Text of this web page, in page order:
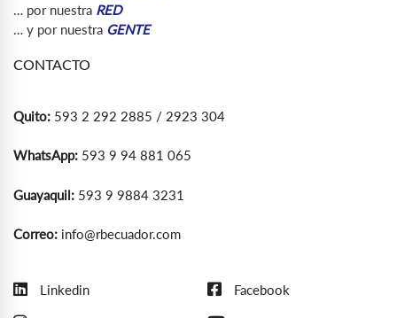
… por nuestra RED
… y por nuestra GENTE
CONTACTO
Quito: 593 2 292 2885 / 2923 304
WhatsApp: 593 9 94 881 065
Guayaquil: 593 9 9884 3231
Correo: info@rbecuador.com
Linkedin Facebook